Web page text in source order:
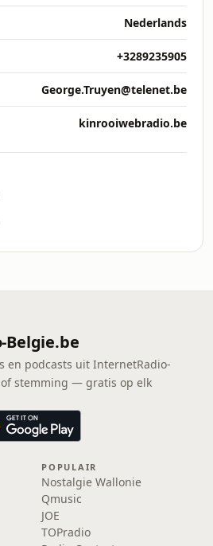
Nederlands
+3289235905
George.Truyen@telenet.be
kinrooiwebradio.be
en podcasts uit InternetRadio-
stemming — gratis op elk
POPULAIR
Nostalgie Wallonie
Qmusic
JOE
TOPradio